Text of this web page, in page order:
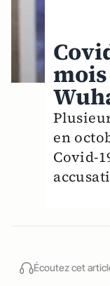
en
Covid-
Écoutez cet